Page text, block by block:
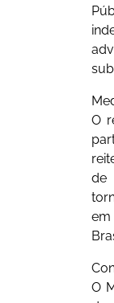
O
de
em
O